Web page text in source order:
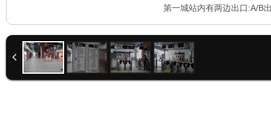
第一城站内有两边出口:A/B